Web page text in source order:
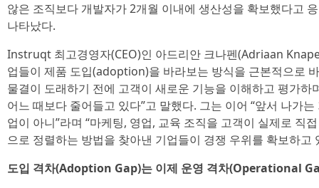
않은 조직보다 개발자가 2개월 이내에 생산성을 확보했다고
나타났다.
Instruqt 최고경영자(CEO)인 아드리안 크나펜(Adriaan
업들이 제품 도입(adoption)을 바라보는 방식을 근본적으로
물결이 도래하기 전에 고객이 새로운 기능을 이해하고 평가
어느 때보다 줄어들고 있다”고 말했다. 그는 이어 “앞서 나가
업이 아니”라며 “마케팅, 영업, 교육 조직을 고객이 실제로 직
으로 정렬하는 방법을 찾아낸 기업들이 경쟁 우위를 확보하고
도입 격차(Adoption Gap)는 이제 운영 격차(Operational